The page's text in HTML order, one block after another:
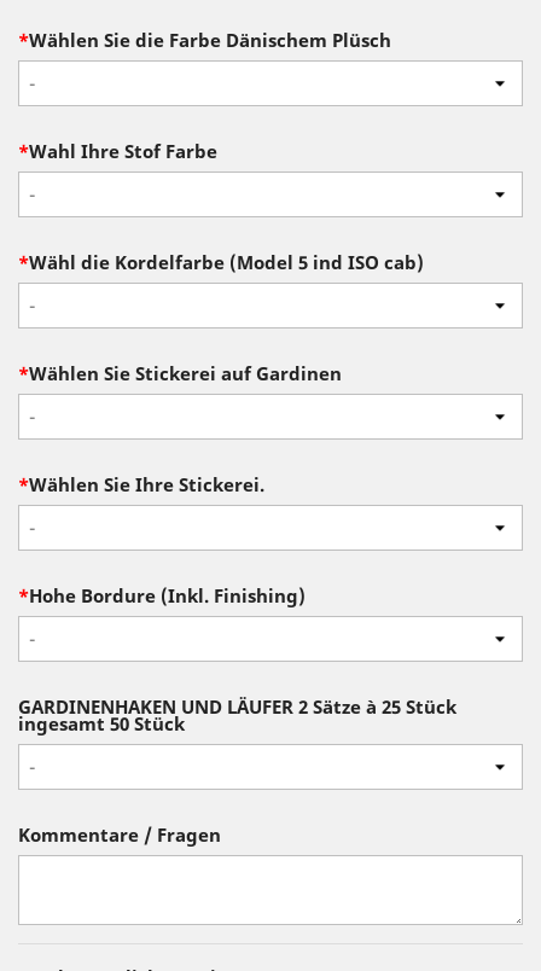
*Wählen Sie die Farbe Dänischem Plüsch
-
*Wahl Ihre Stof Farbe
-
*Wähl die Kordelfarbe (Model 5 ind ISO cab)
-
*Wählen Sie Stickerei auf Gardinen
-
*Wählen Sie Ihre Stickerei.
-
*Hohe Bordure (Inkl. Finishing)
-
GARDINENHAKEN UND LÄUFER 2 Sätze à 25 Stück
ingesamt 50 Stück
-
Kommentare / Fragen